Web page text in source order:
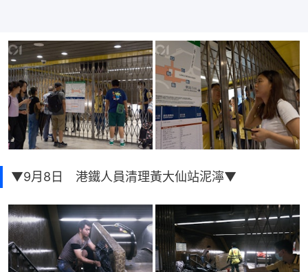
▼9月8日 港鐵人員清理黃大仙站泥濘▼